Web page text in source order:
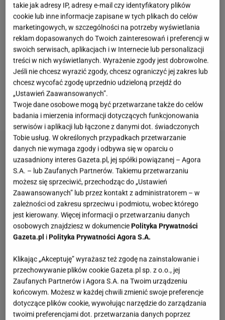
niezwykle aktywni w mediach społecznościowych.
Para chętnie dzieli się kadrami z życia prywatnego.
Na ich profilach pojawiają się zabawnefilmyoraz
migawki z podróży i pracy, dzięki którym pokazują
fanom bardziej swobodną, nieformalną stronę
swojego życia. Tym razem aktorka i jej ukochany
pokazali, jak przygotowują się do randki. Uwagę
internautów przyciągnął nietypowy taniecCichopek
takie jak adresy IP, adresy e-mail czy identyfikatory plików
cookie lub inne informacje zapisane w tych plikach do celów
marketingowych, w szczególności na potrzeby wyświetlania
reklam dopasowanych do Twoich zainteresowań i preferencji w
swoich serwisach, aplikacjach i w Internecie lub personalizacji
treści w nich wyświetlanych. Wyrażenie zgody jest dobrowolne.
Jeśli nie chcesz wyrazić zgody, chcesz ograniczyć jej zakres lub
chcesz wycofać zgodę uprzednio udzieloną przejdź do
„Ustawień Zaawansowanych”.
Twoje dane osobowe mogą być przetwarzane także do celów
badania i mierzenia informacji dotyczących funkcjonowania
serwisów i aplikacji lub łączone z danymi dot. świadczonych
Tobie usług. W określonych przypadkach przetwarzanie
danych nie wymaga zgody i odbywa się w oparciu o
uzasadniony interes Gazeta.pl, jej spółki powiązanej – Agora
S.A. – lub Zaufanych Partnerów. Takiemu przetwarzaniu
możesz się sprzeciwić, przechodząc do „Ustawień
Zaawansowanych” lub przez kontakt z administratorem – w
zależności od zakresu sprzeciwu i podmiotu, wobec którego
jest kierowany. Więcej informacji o przetwarzaniu danych
osobowych znajdziesz w dokumenciePolityka Prywatności
Gazeta.pl iPolityka Prywatności Agora S.A.
Klikając „Akceptuję” wyrażasz też zgodę na zainstalowanie i
przechowywanie plików cookie Gazeta.pl sp. z o.o., jej
Zaufanych Partnerów i Agora S.A. na Twoim urządzeniu
końcowym. Możesz w każdej chwili zmienić swoje preferencje
dotyczące plików cookie, wywołując narzędzie do zarządzania
twoimi preferencjami dot. przetwarzania danych poprzez